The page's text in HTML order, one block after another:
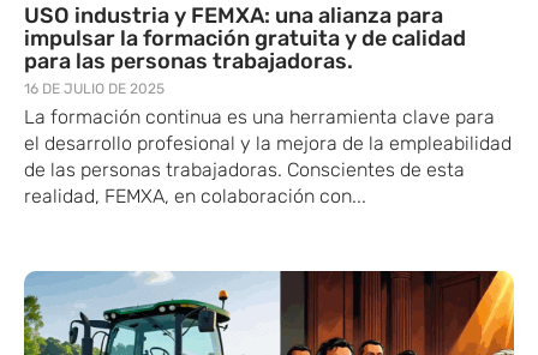
USO industria y FEMXA: una alianza para
impulsar la formación gratuita y de calidad
para las personas trabajadoras.
16 DE JULIO DE 2025
La formación continua es una herramienta clave para
el desarrollo profesional y la mejora de la empleabilidad
de las personas trabajadoras. Conscientes de esta
realidad​, FEMXA, en colaboración con​...